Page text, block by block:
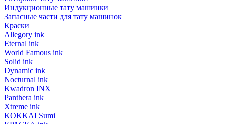
Индукционные тату машинки
Запасные части для тату машинок
Краски
Allegory ink
Eternal ink
World Famous ink
Solid ink
Dynamic ink
Nocturnal ink
Kwadron INX
Panthera ink
Xtreme ink
KOKKAI Sumi